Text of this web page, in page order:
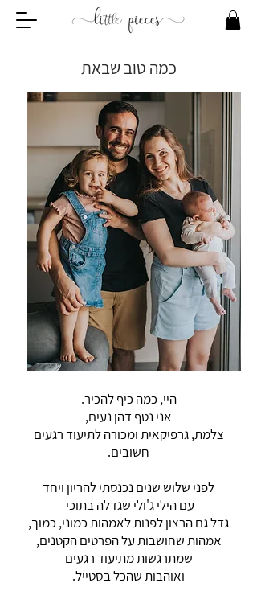
כמה טוב שבאת
היי, כמה כיף להכיר.
אני נטף דהן נעים,
צלמת, גרפיקאית ומכורה לתיעוד רגעים
חשובים.
לפני שלוש שנים נכנסתי להריון ויחד
עם הילי ג'ולי שגדלה בתוכי
גדל גם הרצון לפנות לאמהות כמוני, כמוך,
אמהות שחושבות על הפרטים הקטנים,
שמתרגשות מתיעוד רגעים
ואוהבות שהכל בסטייל.